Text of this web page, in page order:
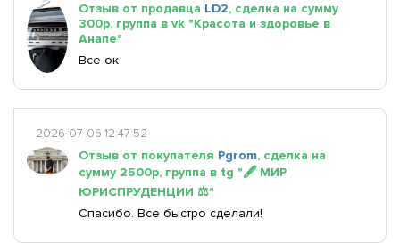
Отзыв от продавца LD2, сделка на сумму
300р, группа в vk "Красота и здоровье в
Анапе"
Все ок
2026-07-06 12:47:52
Отзыв от покупателя Pgrom, сделка на
сумму 2500р, группа в tg "🖋 МИР
ЮРИСПРУДЕНЦИИ ⚖️"
Спасибо. Все быстро сделали!